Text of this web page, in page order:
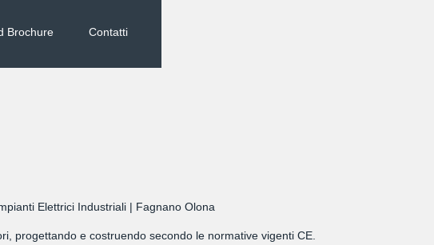
Brochure Contatti
Elettrici Industriali | Fagnano Olona
progettando e costruendo secondo le normative vigenti CE.